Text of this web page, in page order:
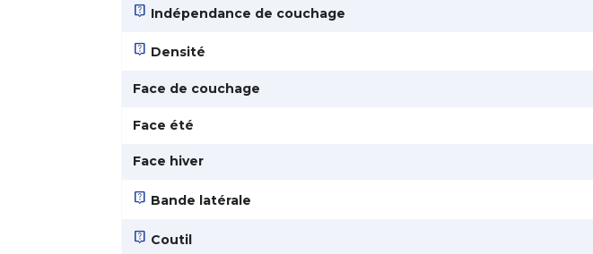
live_help Indépendance de couchage
live_help Densité
Face de couchage
Face été
Face hiver
live_help Bande latérale
live_help Coutil